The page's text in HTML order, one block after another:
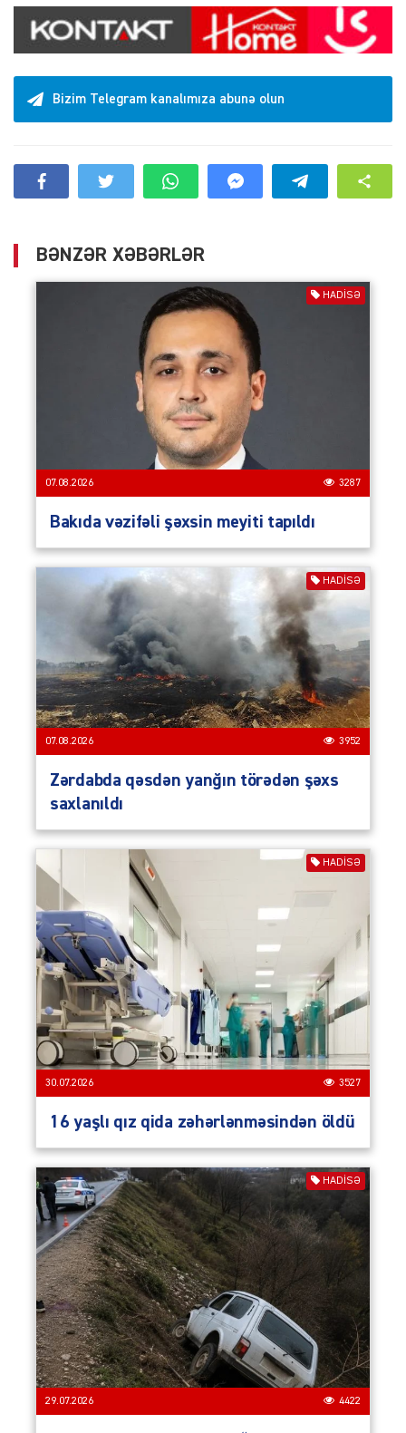
Bizim Telegram kanalımıza abunə olun
BƏNZƏR XƏBƏRLƏR
HADISƏ
07.08.2026 3287
Bakıda vəzifəli şəxsin meyiti tapıldı
HADISƏ
07.08.2026 3952
Zərdabda qəsdən yanğın törədən şəxs
saxlanıldı
HADISƏ
30.07.2026 3527
16 yaşlı qız qida zəhərlənməsindən öldü
HADISƏ
29.07.2026 4422